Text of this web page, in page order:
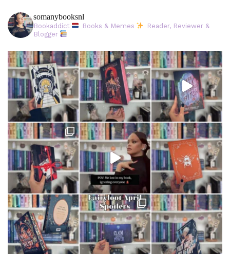
somanybooksnl
Bookaddict Books & Memes
Reader, Reviewer &
Blogger